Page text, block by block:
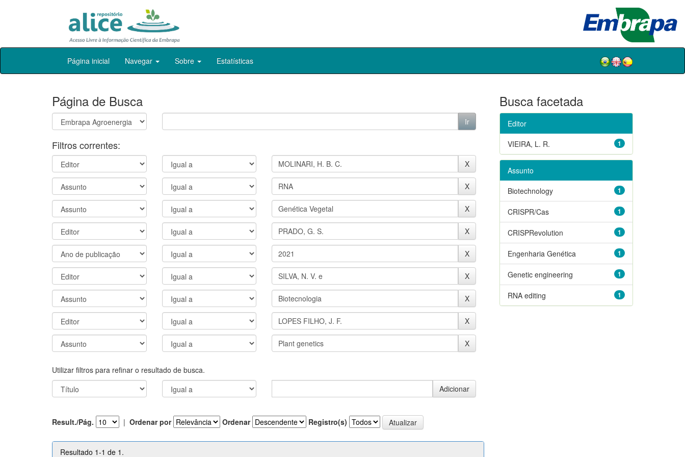
Skip
Página inicial Navegar Sobre Estatísticas
Página de Busca
Filtros correntes:
Utilizar filtros para refinar o resultado de busca.
Result./Pág. | Ordenar por Ordenar Registro(s)
Resultado 1-1 de 1.
Busca facetada
Editor
1
VIEIRA, L. R.
Assunto
1
Biotechnology
1
CRISPR/Cas
1
CRISPRevolution
1
Engenharia Genética
1
Genetic engineering
1
RNA editing